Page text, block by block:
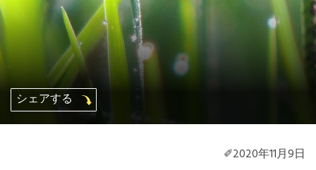
Korea Office
Kaohsiung Capacity Center
Mexico, Central America and Caribbean
シェアする
✐2020年11月9日